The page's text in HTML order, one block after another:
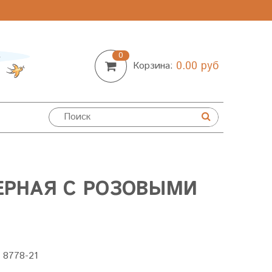
0
Корзина: 0.00 руб
С РОЗОВЫМИ
8778-21